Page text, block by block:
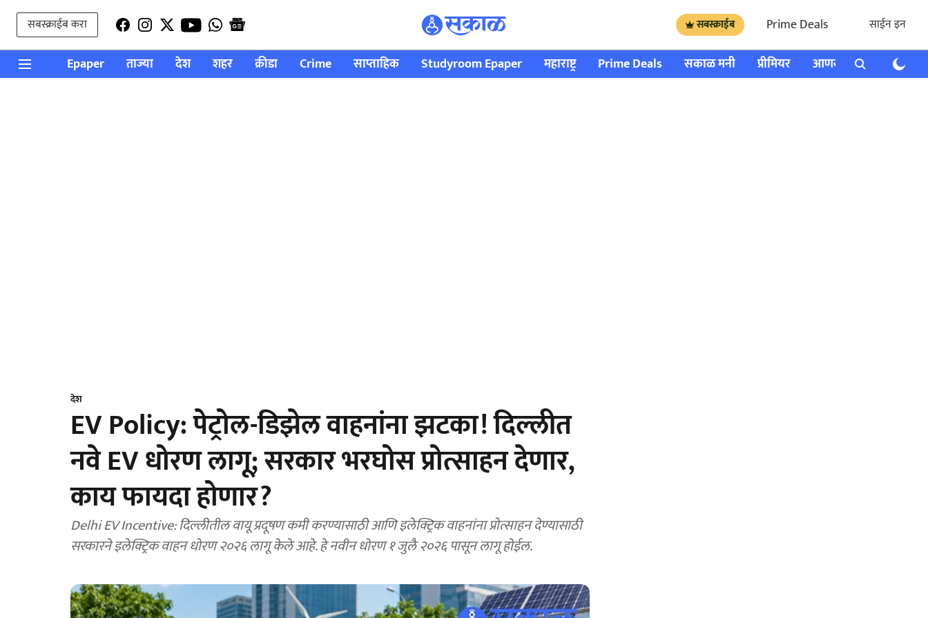
सबस्क्राईब करा सबस्क्राईब Prime Deals साईन इन
Epaper ताज्या देश शहर क्रीडा Crime साप्ताहिक Studyroom Epaper महाराष्ट्र Prime Deals सकाळ मनी प्रीमियर आणखी राशी भविष्य
देश
EV Policy: पेट्रोल-डिझेल वाहनांना झटका! दिल्लीत
नवे EV धोरण लागू; सरकार भरघोस प्रोत्साहन देणार,
काय फायदा होणार?
Delhi EV Incentive: दिल्लीतील वायू प्रदूषण कमी करण्यासाठी आणि इलेक्ट्रिक वाहनांना प्रोत्साहन देण्यासाठी
सरकारने इलेक्ट्रिक वाहन धोरण २०२६ लागू केले आहे. हे नवीन धोरण १ जुलै २०२६ पासून लागू होईल.